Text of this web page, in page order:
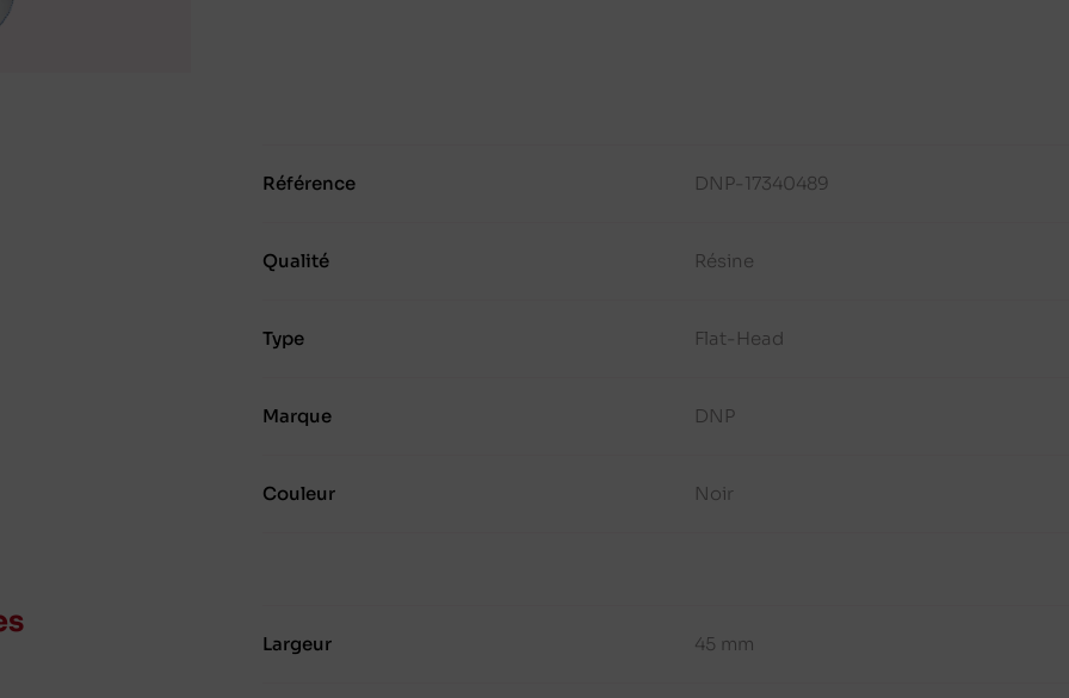
Référence DNP-17340489
Qualité Résine
Type Flat-Head
Marque DNP
Couleur Noir
Largeur 45 mm